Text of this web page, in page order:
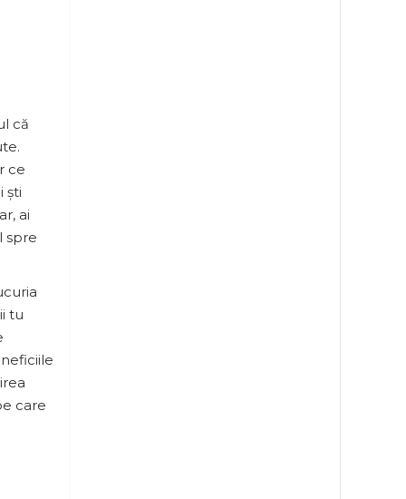
că
ce
ști
ai
spre
tu
care